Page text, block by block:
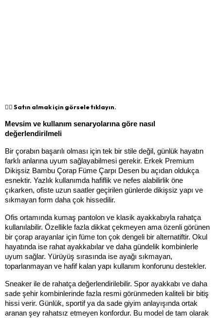
👉🏻 Satın almak için görsele tıklayın.
Mevsim ve kullanım senaryolarına göre nasıl
değerlendirilmeli
Bir çorabın başarılı olması için tek bir stile değil, günlük hayatın
farklı anlarına uyum sağlayabilmesi gerekir. Erkek Premium
Dikişsiz Bambu Çorap Füme Çarpı Desen bu açıdan oldukça
esnektir. Yazlık kullanımda hafiflik ve nefes alabilirlik öne
çıkarken, ofiste uzun saatler geçirilen günlerde dikişsiz yapı ve
sıkmayan form daha çok hissedilir.
Ofis ortamında kumaş pantolon ve klasik ayakkabıyla rahatça
kullanılabilir. Özellikle fazla dikkat çekmeyen ama özenli görünen
bir çorap arayanlar için füme ton çok dengeli bir alternatiftir. Okul
hayatında ise rahat ayakkabılar ve daha gündelik kombinlerle
uyum sağlar. Yürüyüş sırasında ise ayağı sıkmayan,
toparlanmayan ve hafif kalan yapı kullanım konforunu destekler.
Sneaker ile de rahatça değerlendirilebilir. Spor ayakkabı ve daha
sade şehir kombinlerinde fazla resmi görünmeden kaliteli bir bitiş
hissi verir. Günlük, sportif ya da sade giyim anlayışında ortak
aranan şey rahatsız etmeyen konfordur. Bu model de tam olarak